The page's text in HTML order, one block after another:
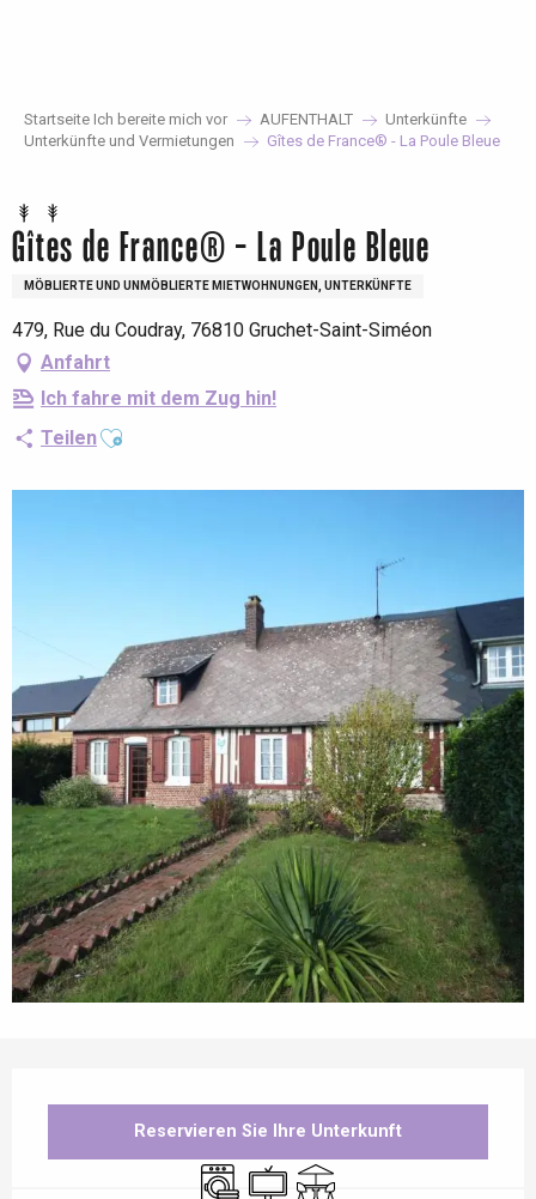
Startseite Ich bereite mich vor AUFENTHALT
Unterkünfte
Unterkünfte und Vermietungen
Gîtes de France® - La Poule Bleue
Gîtes de France® - La Poule Bleue
MÖBLIERTE UND UNMÖBLIERTE MIETWOHNUNGEN, UNTERKÜNFTE
479, Rue du Coudray, 76810 Gruchet-Saint-Siméon
Anfahrt
Ich fahre mit dem Zug hin!
TeilenAjouter aux favoris
Reservieren Sie Ihre Unterkunft
Waschmaschine
Fernsehen
Terrasse